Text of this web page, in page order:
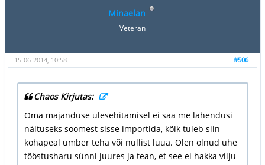
Minaelan
Veteran
#506
15-06-2014, 10:58
Chaos Kirjutas:
Oma majanduse ülesehitamisel ei saa me lahendusi
näituseks soomest sisse importida, kõik tuleb siin
kohapeal ümber teha või nullist luua. Olen olnud ühe
tööstusharu sünni juures ja tean, et see ei hakka vilju